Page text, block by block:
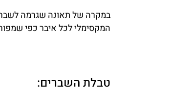
במקרה של תאונה שגרמה
המקסימלי לכל איבר כפי
טבלת השברים: